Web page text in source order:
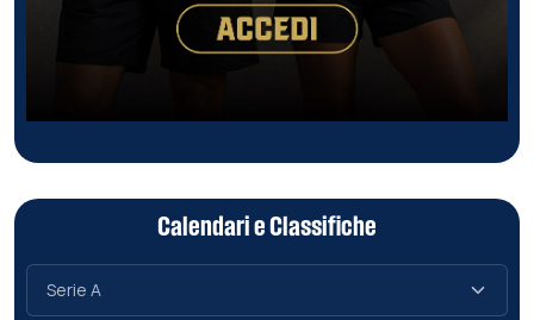
Calendari e Classifiche